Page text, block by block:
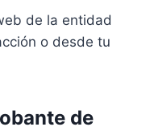
de la entidad
o desde tu
de